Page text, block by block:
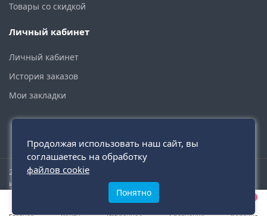
0
Товары со скидкой
Личный кабинет
Личный кабинет
История заказов
Мои закладки
2015 - 2026 © santehmoskva.ru — интернет-магазин сантехники
инженерной и бытовой.
Продолжая использовать наш сайт, вы
соглашаетесь на обработку
файлов cookie
Понятно